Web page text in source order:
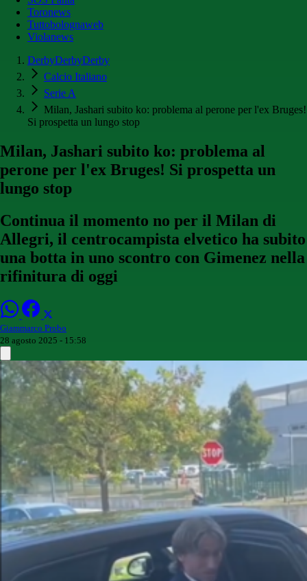
Toronews
Tuttobolognaweb
Violanews
DerbyDerbyDerby
Calcio Italiano
Serie A
Milan, Jashari subito ko: problema al perone per l'ex Bruges!
Si prospetta un lungo stop
Milan, Jashari subito ko: problema al
perone per l'ex Bruges! Si prospetta un
lungo stop
Continua il momento no per il Milan di
Allegri, il centrocampista elvetico ha subito
una botta in uno scontro con Gimenez nella
rifinitura di oggi
Giammarco Probo
28 agosto 2025 - 15:58